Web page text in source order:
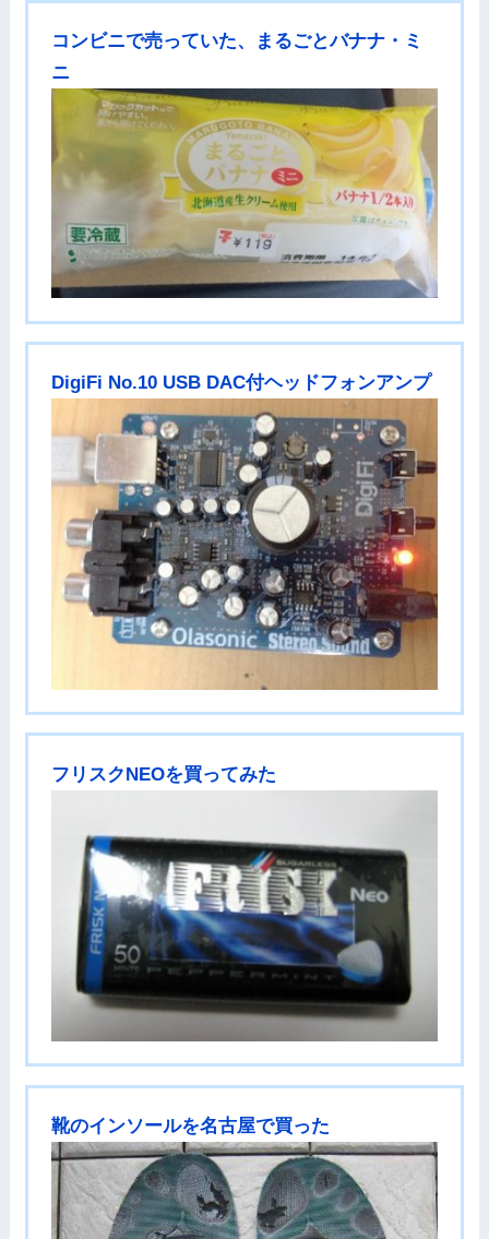
コンビニで売っていた、まるごとバナナ・ミ
ニ
DigiFi No.10 USB DAC付ヘッドフォンアンプ
フリスクNEOを買ってみた
靴のインソールを名古屋で買った